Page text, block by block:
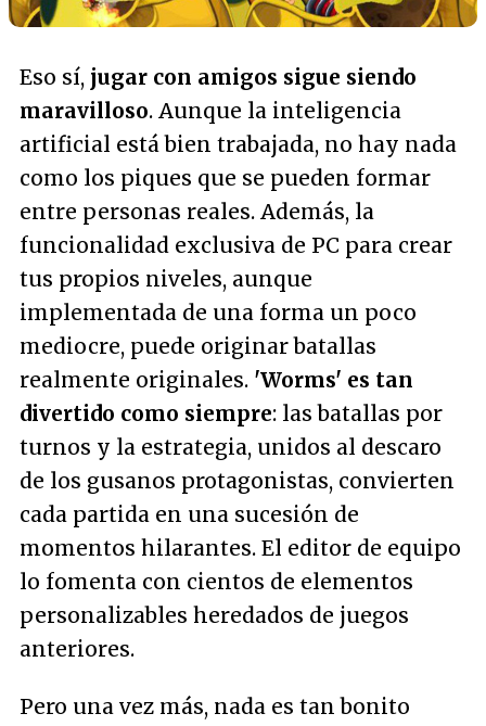
Eso sí, jugar con amigos sigue siendo
maravilloso. Aunque la inteligencia
artificial está bien trabajada, no hay nada
como los piques que se pueden formar
entre personas reales. Además, la
funcionalidad exclusiva de PC para crear
tus propios niveles, aunque
implementada de una forma un poco
mediocre, puede originar batallas
realmente originales. 'Worms' es tan
divertido como siempre: las batallas por
turnos y la estrategia, unidos al descaro
de los gusanos protagonistas, convierten
cada partida en una sucesión de
momentos hilarantes. El editor de equipo
lo fomenta con cientos de elementos
personalizables heredados de juegos
anteriores.
Pero una vez más, nada es tan bonito